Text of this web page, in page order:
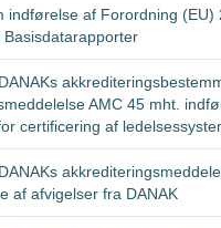
indførelse af Forordning (EU)
AMC 45 mht.
certificering af
af afvigelser fra DANAK